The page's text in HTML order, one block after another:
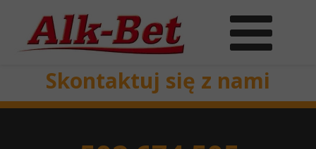
Skontaktuj się z nami